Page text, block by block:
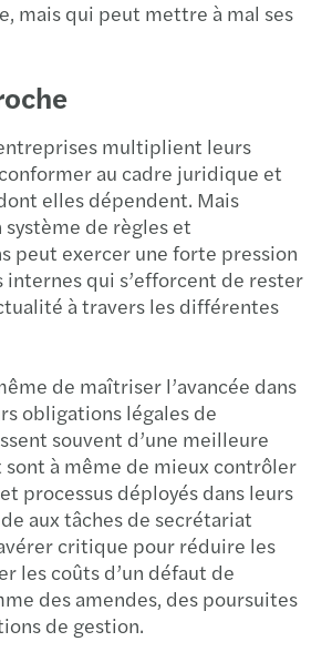
mais qui peut mettre à mal ses
multiplient leurs
au cadre juridique et
elles dépendent. Mais
système de règles et
peut exercer une forte pression
internes qui s’efforcent de rester
à travers les différentes
de maîtriser l’avancée dans
obligations légales de
souvent d’une meilleure
à même de mieux contrôler
processus déployés dans leurs
aux tâches de secrétariat
critique pour réduire les
les coûts d’un défaut de
des amendes, des poursuites
de gestion.